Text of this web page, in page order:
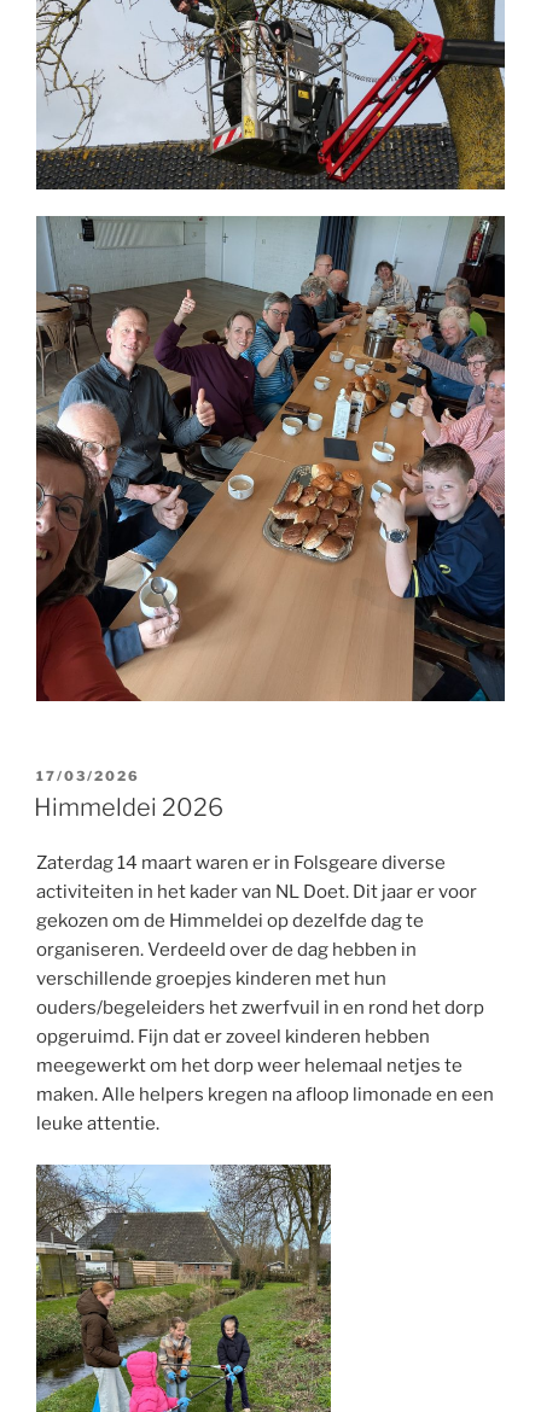
GEPLAATST
OP
17/03/2026
Himmeldei 2026
Zaterdag 14 maart waren er in Folsgeare diverse
activiteiten in het kader van NL Doet. Dit jaar er voor
gekozen om de Himmeldei op dezelfde dag te
organiseren. Verdeeld over de dag hebben in
verschillende groepjes kinderen met hun
ouders/begeleiders het zwerfvuil in en rond het dorp
opgeruimd. Fijn dat er zoveel kinderen hebben
meegewerkt om het dorp weer helemaal netjes te
maken. Alle helpers kregen na afloop limonade en een
leuke attentie.